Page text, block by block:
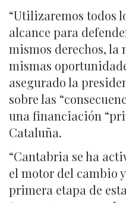
“Utilizaremos todos
alcance para
mismos derechos,
mismas
asegurado la
sobre las
una financiación
Cataluña.
“Cantabria se ha
el motor del cambio
primera etapa de